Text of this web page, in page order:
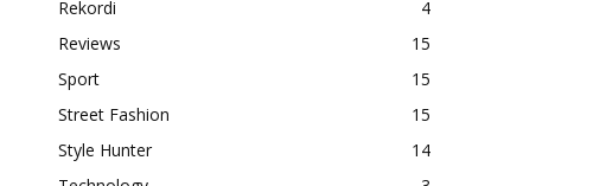
Rekordi
4
Reviews
15
Sport
15
Street Fashion
15
Style Hunter
14